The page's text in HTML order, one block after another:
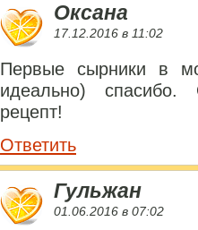
Оксана
17.12.2016 в 11:02
Первые сырники в
идеально)
рецепт!
Ответить
Гульжан
01.06.2016 в 07:02